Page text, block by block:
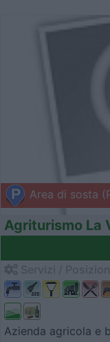
Area di sosta
Agriturismo La
Azienda agricola e